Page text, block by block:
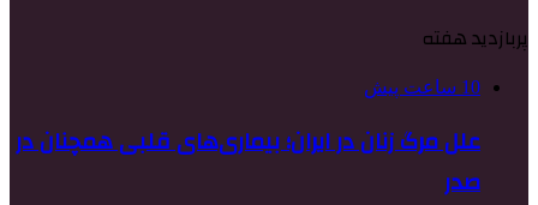
پربازدید هفته
10 ساعت پیش
علل مرگ زنان در ایران؛ بیماری‌های قلبی همچنان در
صدر